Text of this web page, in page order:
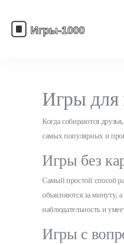
Игры для
Когда собираются
самых популярных и
Игры без
Самый простой способ
объясняются за минуту,
наблюдательность и
Игры с